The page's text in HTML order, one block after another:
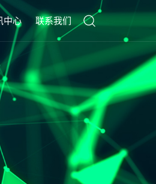
中心 联系我们
联系方式
见问题FAQ